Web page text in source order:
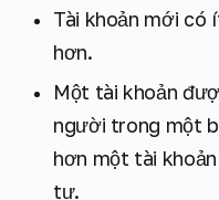
Tài khoản mới có
hơn.
Một tài khoản
người trong một
hơn một tài
tự.